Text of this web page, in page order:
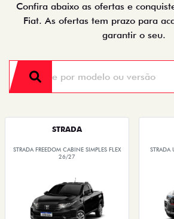
Confira abaixo as ofertas e
Fiat. As ofertas tem prazo para
garantir o seu.
STRADA
STRADA FREEDOM CABINE SIMPLES FLEX
26/27
STRADA